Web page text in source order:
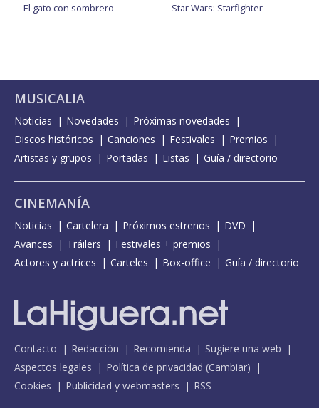
El gato con sombrero
Star Wars: Starfighter
MUSICALIA
Noticias Novedades
Próximas novedades
Discos históricos
Canciones Festivales
Premios
Artistas y grupos
Portadas Listas Guía / directorio
CINEMANÍA
Noticias Cartelera Próximos estrenos
DVD
Avances
Tráilers
Festivales + premios
Actores y actrices
Carteles Box-office Guía / directorio
Contacto Redacción Recomienda
Sugiere una web
Aspectos legales
Política de privacidad (Cambiar)
Cookies
Publicidad y webmasters RSS